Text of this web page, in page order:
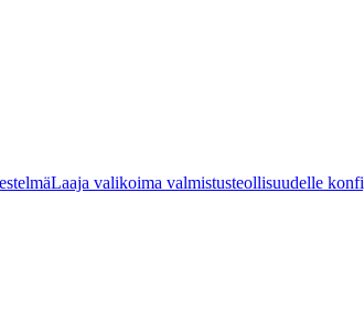
Laaja valikoima valmistusteollisuudelle